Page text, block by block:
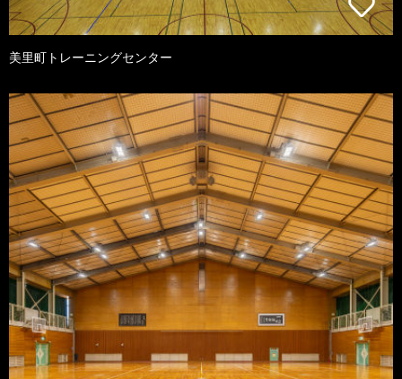
美里町トレーニングセンター